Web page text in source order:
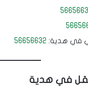
في هدية: 56656632
في هدية